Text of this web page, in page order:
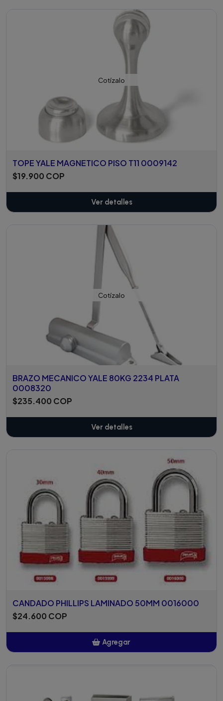
Cotízalo
TOPE YALE MAGNETICO PISO T11 0009142
$19.900 COP
Ver detalles
Cotízalo
BRAZO MECANICO YALE 80KG 2234 PLATA
0008320
$235.400 COP
Ver detalles
CANDADO PHILLIPS LAMINADO 50MM 0016000
$24.600 COP
Agregar